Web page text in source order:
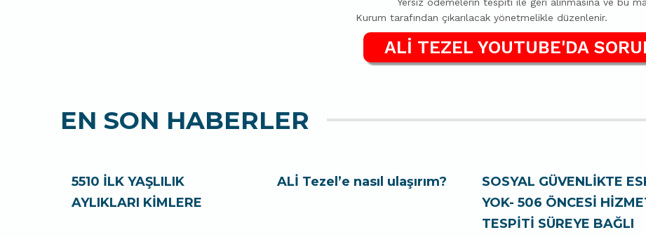
Kurum tarafından çıkarılacak yönetmelikle düzenlenir.
ALİ TEZEL YOUTUBE'DA
EN SON HABERLER
5510 İLK YAŞLILIK
AYLIKLARI KİMLERE
ALİ Tezel’e nasıl ulaşırım?
SOSYAL GÜVENLİKTE
YOK- 506 ÖNCESİ
TESPİTİ SÜREYE BAĞLI